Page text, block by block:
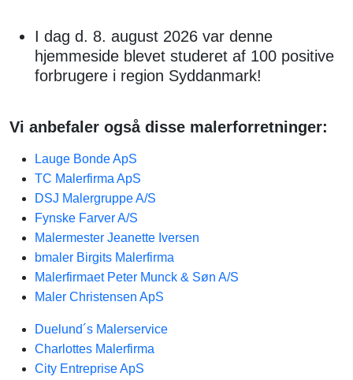
I dag d. 8. august 2026 var denne
hjemmeside blevet studeret af 100 positive
forbrugere i region Syddanmark!
Vi anbefaler også disse malerforretninger:
Lauge Bonde ApS
TC Malerfirma ApS
DSJ Malergruppe A/S
Fynske Farver A/S
Malermester Jeanette Iversen
bmaler Birgits Malerfirma
Malerfirmaet Peter Munck & Søn A/S
Maler Christensen ApS
Duelund´s Malerservice
Charlottes Malerfirma
City Entreprise ApS